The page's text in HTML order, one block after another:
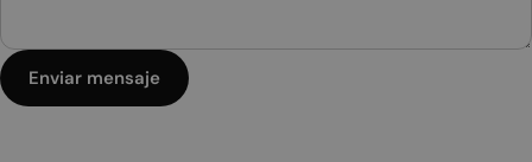
Enviar mensaje